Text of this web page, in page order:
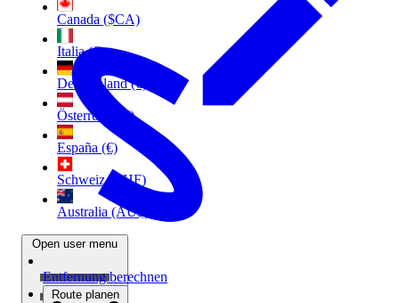
Canada ($CA)
Italia (€)
Deutschland (€)
Österreich (€)
España (€)
Schweiz (CHF)
Australia (AU$)
Open user menu
Entfernung berechnen
Route planen